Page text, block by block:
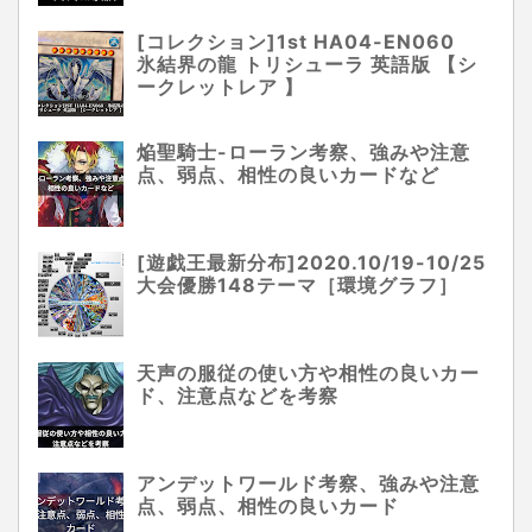
[コレクション]1st HA04-EN060
氷結界の龍 トリシューラ 英語版 【シ
ークレットレア 】
焔聖騎士-ローラン考察、強みや注意
点、弱点、相性の良いカードなど
[遊戯王最新分布]2020.10/19-10/25
大会優勝148テーマ［環境グラフ］
天声の服従の使い方や相性の良いカー
ド、注意点などを考察
アンデットワールド考察、強みや注意
点、弱点、相性の良いカード